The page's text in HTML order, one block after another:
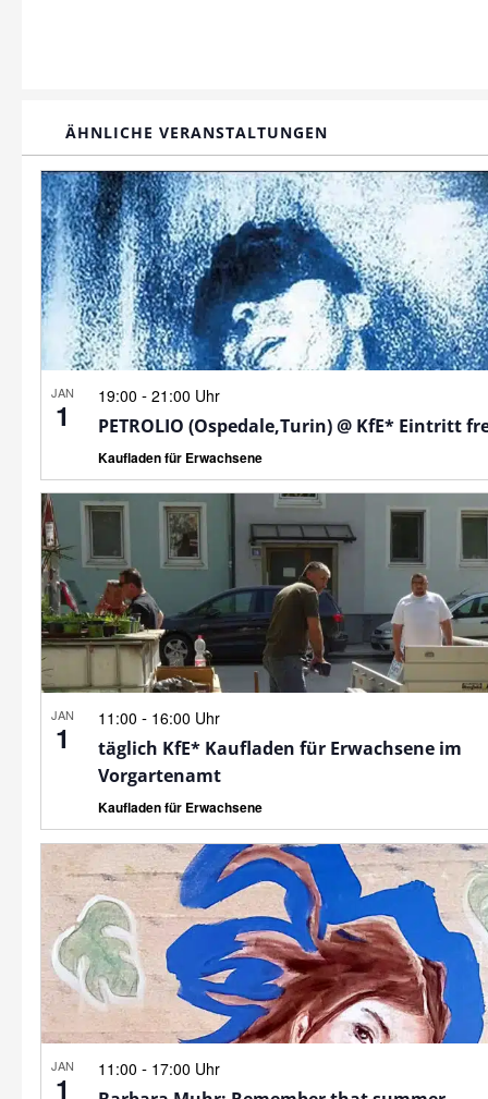
ÄHNLICHE VERANSTALTUNGEN
JAN
1
19:00 - 21:00 Uhr
PETROLIO (Ospedale,Turin) @ KfE* Eintritt
Kaufladen für Erwachsene
JAN
1
11:00 - 16:00 Uhr
täglich KfE* Kaufladen für Erwachsene im
Vorgartenamt
Kaufladen für Erwachsene
JAN
1
11:00 - 17:00 Uhr